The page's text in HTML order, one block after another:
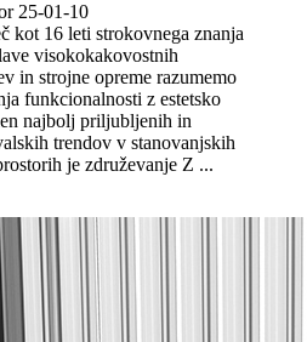
25-01-10
kot 16 leti strokovnega znanja
visokokakovostnih
in strojne opreme razumemo
funkcionalnosti z estetsko
najbolj priljubljenih in
trendov v stanovanjskih
je združevanje Z ...